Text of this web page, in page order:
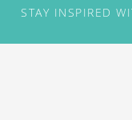
STAY INSPIRED